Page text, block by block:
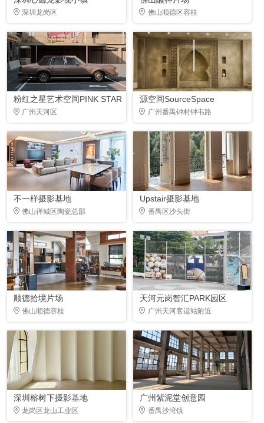
深圳龙岗区 佛山顺德区容桂
粉红之星艺术空间PINK STAR
广州天河区
源空间SourceSpace
广州番禺钟村钟韦路
不一样摄影基地
佛山禅城区陶瓷总部
Upstair摄影基地
番禺区沙头街
顺德拾境片场
佛山顺德容桂
天河元岗智汇PARK园区
广州天河客运站附近
深圳榕树下摄影基地
龙岗区龙山工业区
广州紫泥堂创意园
番禺沙湾镇